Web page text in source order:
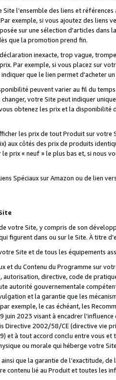
l’ensemble des liens et
exemple, si vous ajoutez des
sur une sélection d'articles
que la promotion prend fin.
inexacte, trop vague,
Par exemple, si vous placez sur
que le lien permet d'acheter
peuvent varier au fil du
votre Site peut indiquer
obtenez les prix et la disponibilité
les prix de tout Produit sur
aux côtés des prix de produits
prix « neuf » le plus bas et, si nous
Spéciaux sur Amazon ou de lien
votre Site, y compris de son
figurent dans ou sur le Site. À titre
Site et de tous les équipements
et du Contenu du Programme sur
autorisation, directive, code de
autorité gouvernementale
et la garantie que les
exemple, le cas échéant, les
juin 2023 visant à encadrer
Directive 2002/58/CE (directive vie
et à tout accord conclu entre vous
ou morale qui héberge votre
que la garantie de l’exactitude,
contenu lié au Produit et toutes les